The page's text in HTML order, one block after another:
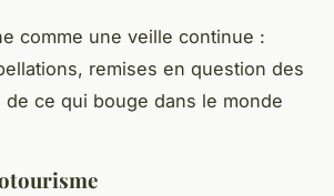
comme une veille continue :
remises en question des
ce qui bouge dans le monde